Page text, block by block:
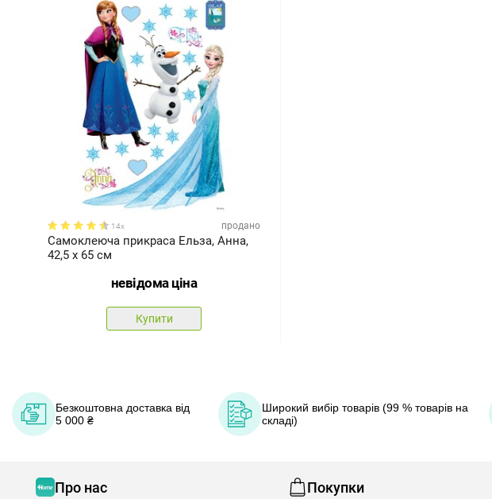
14x продано
Самоклеюча прикраса Ельза, Анна,
42,5 x 65 см
невідома ціна
Купити
Безкоштовна доставка від
5 000 ₴
Широкий вибір товарів (99 % товарів на
складі)
Про нас Покупки